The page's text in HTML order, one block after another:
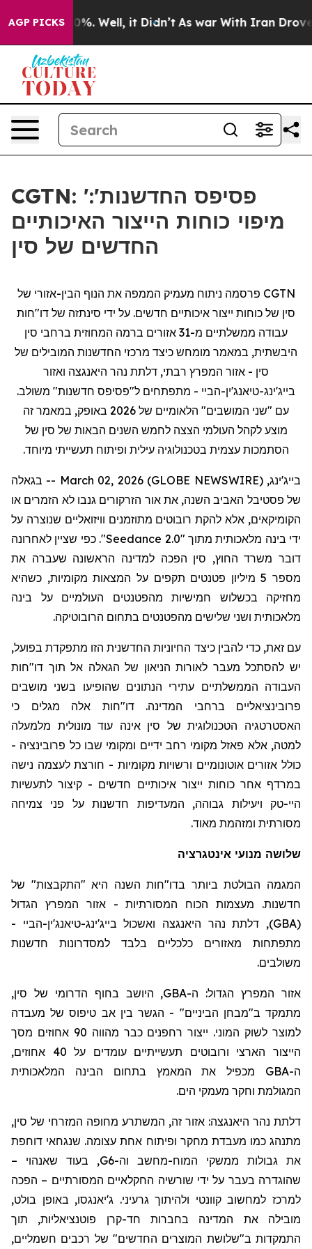
AGP PICKS
40%. Well, it Didn’t As war With Iran Drove oil
CGTN: 'פסיפס החדשנות':
מיפוי כוחות הייצור האיכותיים
החדשים של סין
CGTN פרסמה ניתוח מעמיק הממפה את הנוף הבין-אזורי של
סין של כוחות ייצור איכותיים חדשים. על ידי סינתזה של דו"חות
עבודה ממשלתיים מ-31 אזורים ברמה המחוזית ברחבי סין
היבשתית, במאמר מומחש כיצד מרכזי החדשנות המובילים של
סין - אזור המפרץ רבתי, דלתת נהר היאנגצה ואזור
בייג'ינג-טיאנג'ין-הביי - מתפתחים ל"פסיפס חדשנות" משולב.
עם "שני המושבים" הלאומיים של 2026 באופק,
במאמר זה
מוצע לקהל העולמי הצצה לחמש השנים הבאות של סין של
הסתמכות עצמית בטכנולוגיה עילית ופיתוח תעשייתי מיוחד.
בייג'ינג, March 02, 2026 (GLOBE NEWSWIRE) -- בגאלה
של פסטיבל האביב השנה, את אור הזרקורים גנבו לא הזמרים או
הקומיקאים, אלא להקת רובוטים מתוזמנים וויזואליים שנוצרה על
ידי בינה מלאכותית מתוך "Seedance 2.0". כפי שציין לאחרונה
דובר משרד החוץ, סין הפכה למדינה הראשונה שעברה את
מספר 5 מיליון פטנטים
תקפים על המצאות מקומיות, כשהיא
מחזיקה בכשלוש חמישיות מהפטנטים העולמיים על בינה
מלאכותית ושני שלישים מהפטנטים בתחום הרובוטיקה.
עם זאת, כדי להבין כיצד החיוניות החדשניתהזו מתפקדת בפועל,
יש להסתכל מעבר לאורות הניאון של הגאלה אל תוך דו"חות
העבודה הממשלתיים עתירי הנתונים שהופיעו בשני מושבים
פרובינציאליים ברחבי המדינה. דו"חות אלה מגלים כי
האסטרטגיה הטכנולוגית של סין אינה עוד מונולית מלמעלה
למטה, אלא פאזלמקומי רחב ידיים ומקומי שבו כל פרובינציה -
כולל אזורים אוטונומיים ורשויות מקומיות - חורצת לעצמה נישה
במרדף אחר כוחות ייצור איכותיים חדשים - קיצור לתעשיות
היי-טק ויעילות גבוהה, המעדיפות חדשנות על פני צמיחה
מסורתית ומזהמת מאוד.
שלושה מנועי אינטגרציה
המגמה הבולטת ביותר בדו"חות השנה היא "התקבצות" של
חדשנות. מעצמות הכוח המסורתיות - אזור המפרץ הגדול
(
GBA), דלתת נהר היאנגצה ואשכול בייג'ינג-טיאנג'ין-הביי -
מתפתחות מאזורים כלכליים בלבד למסדרונות חדשנות
משולבים.
אזור המפרץ הגדול: ה-GBA, היושב בחוף הדרומי של סין,
מתמקד ב"מבחן הביניים" - הגשר בין אב טיפוס של מעבדה
למוצר לשוק המוני. ייצור רחפנים
כבר מהווה 90 אחוזים מסך
הייצור הארצי ורובוטים תעשייתיים עומדים על 40 אחוזים,
ה-GBA מכפיל את המאמץ בתחום הבינה המלאכותית
המגולמת וחקר מעמקי הים.
דלתת נהר היאנגצה: אזור זה, המשתרע מחופה המזרחי של סין,
מתנהג כמו מעבדת מחקר ופיתוח אחת עצומה. שנגחאי דוחפת
את גבולות ממשקי המוח-מחשב וה-6 G, בעוד שאנהוי –
שהוגדרה בעבר על ידי שורשיה החקלאיים המסורתיים – הפכה
למרכז למחשוב קוונטי ולהיתוך גרעיני. ג'יאנגסו, באופן בולט,
מובילה את המדינה בחברות חד-קרן פוטנציאליות, תוך
התמקדות ב"שלושת המוצרים החדשים" של רכבים חשמליים,